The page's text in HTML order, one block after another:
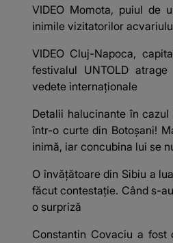
VIDEO Momota, puiul de
inimile vizitatorilor
VIDEO Cluj-Napoca,
festivalul UNTOLD
vedete internaționale
Detalii halucinante în
într-o curte din Botoșani!
inimă, iar concubina lui se
O învățătoare din Sibiu a
făcut contestație. Când s-
o surpriză
Constantin Covaciu a fost